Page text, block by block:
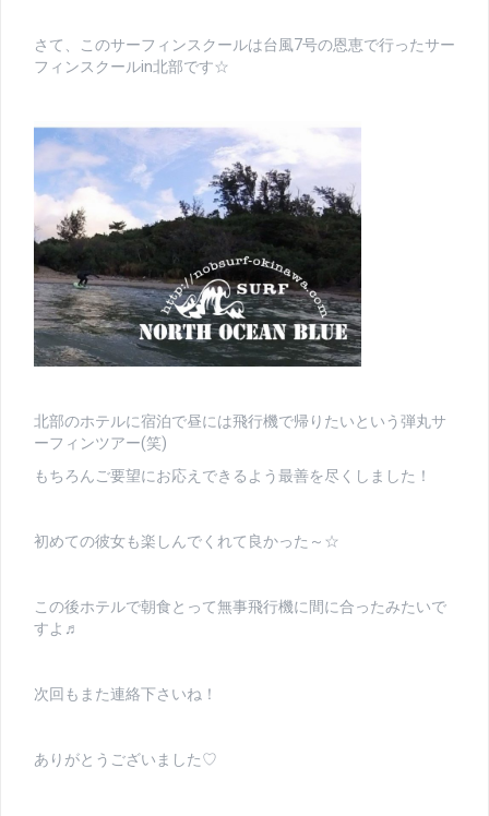
さて、このサーフィンスクールは台風7号の恩恵で行ったサー
フィンスクールin北部です☆
北部のホテルに宿泊で昼には飛行機で帰りたいという弾丸サ
ーフィンツアー(笑)
もちろんご要望にお応えできるよう最善を尽くしました！
初めての彼女も楽しんでくれて良かった～☆
この後ホテルで朝食とって無事飛行機に間に合ったみたいで
すよ♬
次回もまた連絡下さいね！
ありがとうございました♡